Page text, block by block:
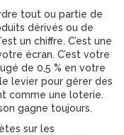
tout ou partie de
dérivés ou de
un chiffre. C’est une
écran. C’est votre
de 0,5 % en votre
levier pour gérer des
comme une loterie.
gagne toujours.
sur les